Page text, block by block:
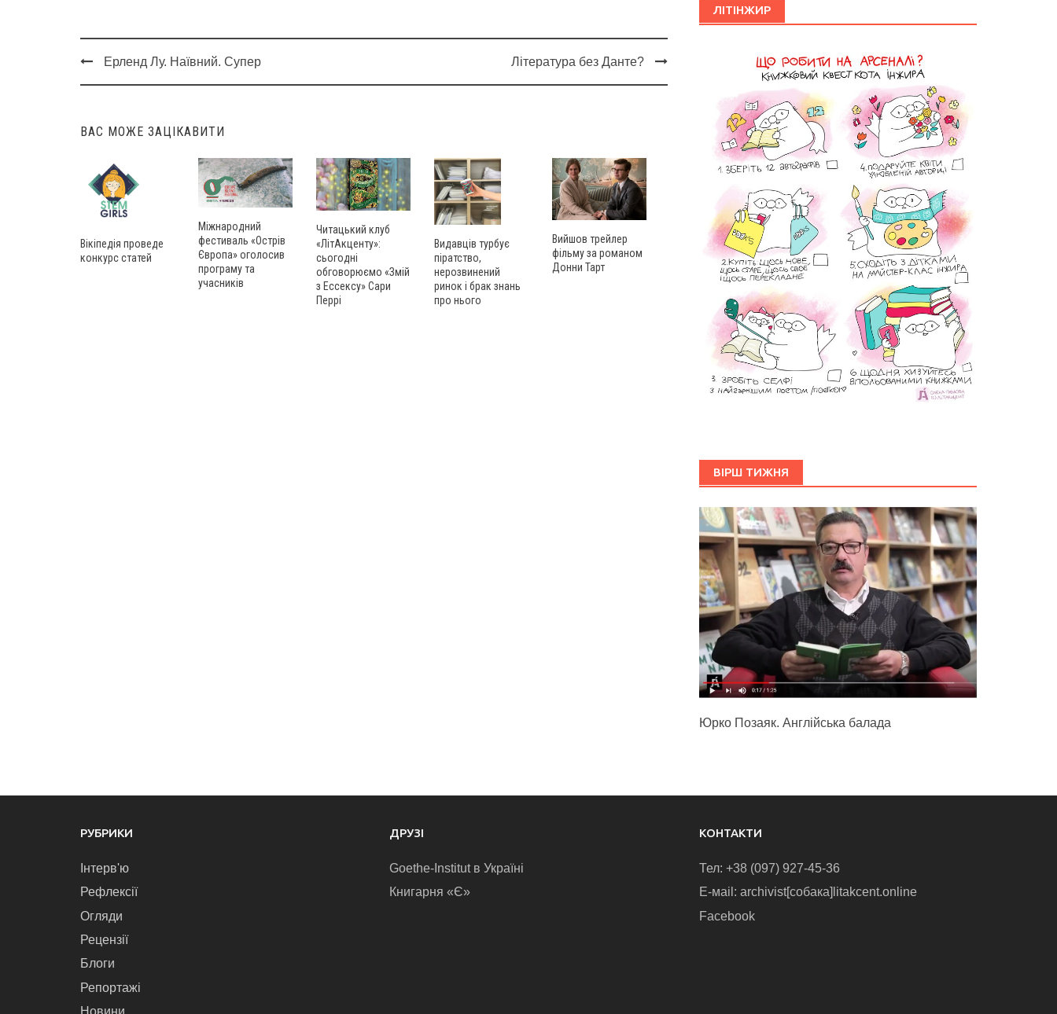
Post
Ерленд Лу. Наївний. Супер Література без Данте?
ВАС МОЖЕ ЗАЦІКАВИТИ
Вікіпедія проведе
конкурс статей
Міжнародний
фестиваль «Острів
Європа» оголосив
програму та
учасників
Читацький клуб
«ЛітАкценту»:
сьогодні
обговорюємо «Змій
з Ессексу» Сари
Перрі
Видавців турбує
піратство,
нерозвинений
ринок і брак знань
про нього
Вийшов трейлер
фільму за романом
Донни Тарт
ЛІТІНЖИР
ВІРШ ТИЖНЯ
Юрко Позаяк. Англійська балада
РУБРИКИ
Інтерв'ю
Рефлексії
Огляди
Рецензії
Блоги
Репортажі
Новини
ДРУЗІ
Goethe-Institut в Україні
Книгарня «Є»
КОНТАКТИ
Тел: +38 (097) 927-45-36
E-маіl: archivist[собака]litakcent.online
Facebook